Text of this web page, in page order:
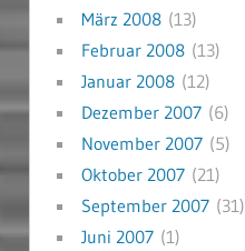
März 2008(13)
Februar 2008(13)
Januar 2008(12)
Dezember 2007(6)
November 2007(5)
Oktober 2007(21)
September 2007(31)
Juni 2007(1)